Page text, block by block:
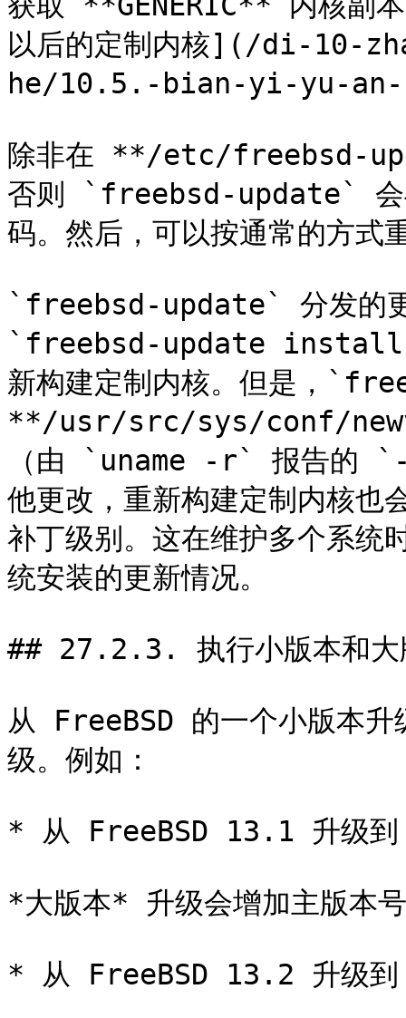
以后的定制内核](/di-10-
he/10.5.-bian-yi-yu-an-
除非在 **/etc/freebsd-
否则 `freebsd-update` 会与
码。然后，可以按通常的方式
`freebsd-update` 分发的更
`freebsd-update install`
新构建定制内核。但是，
**/usr/src/sys/conf/
（由 `uname -r` 报告的 `-
他更改，重新构建定制内核
补丁级别。这在维护多个系统
统安装的更新情况。
## 27.2.3. 执行小版本和大
从 FreeBSD 的一个小版本
级。例如：
* 从 FreeBSD 13.1 升级
*大版本* 升级会增加主版本
* 从 FreeBSD 13.2 升级